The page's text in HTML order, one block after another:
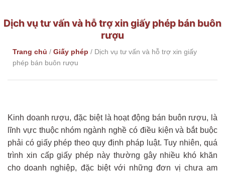
Dịch vụ tư vấn và hỗ trợ xin giấy phép bán buôn
rượu
Trang chủ / Giấy phép / Dịch vụ tư vấn và hỗ trợ xin giấy
phép bán buôn rượu
Kinh doanh rượu, đặc biệt là hoạt động bán buôn rượu, là
lĩnh vực thuộc nhóm ngành nghề có điều kiện và bắt buộc
phải có giấy phép theo quy định pháp luật. Tuy nhiên, quá
trình xin cấp giấy phép này thường gây nhiều khó khăn
cho doanh nghiệp, đặc biệt với những đơn vị chưa am